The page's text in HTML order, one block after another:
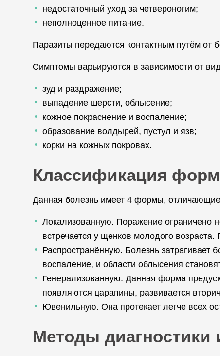
недостаточный уход за четвероногим;
неполноценное питание.
Паразиты передаются контактным путём от
Симптомы варьируются в зависимости от
зуд и раздражение;
выпадение шерсти, облысение;
кожное покраснение и воспаление;
образование волдырей, пустул и язв;
корки на кожных покровах.
Классификация
Данная болезнь имеет 4 формы,
Локализованную. Поражение ограничено
встречается у щенков молодого
Распространённую. Болезнь
воспаление, и области облысения
Генерализованную. Данная форма
появляются царапины, развивается
Ювенильную. Она протекает легче всех
Методы диагностики